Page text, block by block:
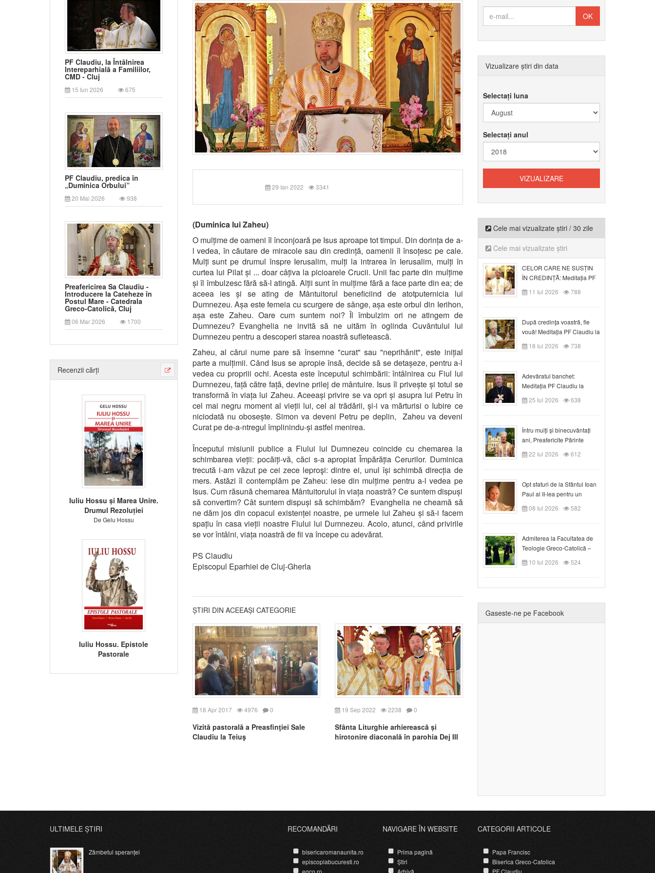
PF Claudiu, la Întâlnirea
Intereparhială a Familiilor,
CMD - Cluj
15 Iun 2026 675
PF Claudiu, predica în
„Duminica Orbului”
20 Mai 2026 938
Preafericirea Sa Claudiu -
Introducere la Cateheze în
Postul Mare - Catedrala
Greco-Catolică, Cluj
06 Mar 2026 1700
Recenzii cărți
Iuliu Hossu și Marea Unire.
Drumul Rezoluției
De Gelu Hossu
Iuliu Hossu. Epistole
Pastorale
29 Ian 2022 3341
(Duminica lui Zaheu)
O mulțime de oameni îl înconjoară pe Isus aproape tot timpul. Din dorința de a-
l vedea, în căutare de miracole sau din credință, oamenii îl însoțesc pe cale.
Mulți sunt pe drumul înspre Ierusalim, mulți la intrarea în Ierusalim, mulți în
curtea lui Pilat și ... doar câțiva la picioarele Crucii. Unii fac parte din mulțime
și îl îmbulzesc fără să-l atingă. Alții sunt în mulțime fără a face parte din ea; de
aceea ies și se ating de Mântuitorul beneficiind de atotputernicia lui
Dumnezeu. Așa este femeia cu scurgere de sânge, așa este orbul din Ierihon,
așa este Zaheu. Oare cum suntem noi? Îl îmbulzim ori ne atingem de
Dumnezeu? Evanghelia ne invită să ne uităm în oglinda Cuvântului lui
Dumnezeu pentru a descoperi starea noastră sufletească.
Zaheu, al cărui nume pare să însemne "curat" sau "neprihănit", este inițial
parte a mulțimii. Când Isus se apropie însă, decide să se detașeze, pentru a-l
vedea cu propriii ochi. Acesta este începutul schimbării: întâlnirea cu Fiul lui
Dumnezeu, față către față, devine prilej de mântuire. Isus îl privește și totul se
transformă în viața lui Zaheu. Aceeași privire se va opri și asupra lui Petru în
cel mai negru moment al vieții lui, cel al trădării, și-i va mărturisi o Iubire ce
niciodată nu obosește. Simon va deveni Petru pe deplin, Zaheu va deveni
Curat pe de-a-ntregul împlinindu-și astfel menirea.
Începutul misiunii publice a Fiului lui Dumnezeu coincide cu chemarea la
schimbarea vieții: pocăiți-vă, căci s-a apropiat Împărăția Cerurilor. Duminica
trecută i-am văzut pe cei zece leproşi: dintre ei, unul își schimbă direcția de
mers. Astăzi îl contemplăm pe Zaheu: iese din mulțime pentru a-l vedea pe
Isus. Cum răsună chemarea Mântuitorului în viața noastră? Ce suntem dispuși
să convertim? Cât suntem dispuși să schimbăm? Evanghelia ne cheamă să
ne dăm jos din copacul existenței noastre, pe urmele lui Zaheu și să-i facem
spațiu în casa vieții noastre Fiului lui Dumnezeu. Acolo, atunci, când privirile
se vor întâlni, viața noastră de fii va începe cu adevărat.
PS Claudiu
Episcopul Eparhiei de Cluj-Gherla
ȘTIRI DIN ACEEAȘI CATEGORIE
18 Apr 2017 4976 0
Vizită pastorală a Preasfinţiei Sale
Claudiu la Teiuş
19 Sep 2022 2238 0
Sfânta Liturghie arhierească și
hirotonire diaconală în parohia Dej III
Vizualizare știri din data
Selectați luna
Selectați anul
Cele mai vizualizate știri / 30 zile
Cele mai vizualizate știri
CELOR CARE NE SUSȚIN
ÎN CREDINȚĂ: Meditația PF
Claudiu la Duminica a VI-a
după Rusalii
11 Iul 2026 788
După credinţa voastră, fie
vouă! Meditația PF Claudiu la
duminica a VII-a după Rusalii
18 Iul 2026 738
Adevăratul banchet:
Meditația PF Claudiu la
Duminica a VIII-a după
Rusalii
25 Iul 2026 638
Întru mulți și binecuvântați
ani, Preafericite Părinte
Claudiu!
22 Iul 2026 612
Opt sfaturi de la Sfântul Ioan
Paul al II-lea pentru un
creștin
08 Iul 2026 582
Admiterea la Facultatea de
Teologie Greco-Catolică –
Departamentul Blaj în anul
universitar 2026/2027
10 Iul 2026 524
Gaseste-ne pe Facebook
ULTIMELE ȘTIRI
Zâmbetul speranței
RECOMANDĂRI
bisericaromanaunita.ro
episcopiabucuresti.ro
egco.ro
NAVIGARE ÎN WEBSITE
Prima pagină
Știri
Arhivă
CATEGORII ARTICOLE
Papa Francisc
Biserica Greco-Catolica
PF Claudiu